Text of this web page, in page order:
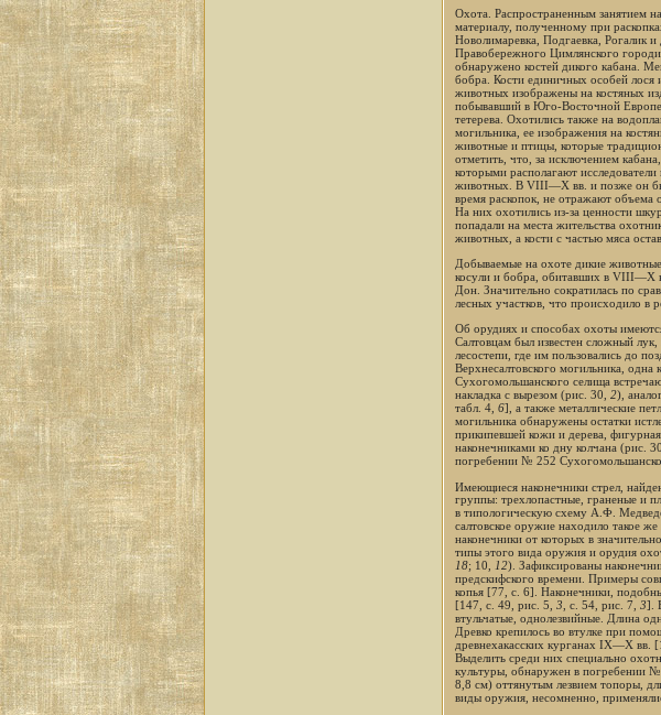
Охота. Распространенным занятием
материалу, полученному при
Новолимаревка, Подгаевка, Рогалик
Правобережного Цимлянского
обнаружено костей дикого кабана.
бобра. Кости единичных особей
животных изображены на костяных
побывавший в Юго-Восточной
тетерева. Охотились также на
могильника, ее изображения на
животные и птицы, которые
отметить, что, за исключением
которыми располагают
животных. В VIII—X вв. и позже он
время раскопок, не отражают объема
На них охотились из-за ценности
попадали на места жительства
животных, а кости с частью мяса
Добываемые на охоте дикие
косули и бобра, обитавших в VIII—X
Дон. Значительно сократилась по
лесных участков, что происходило в
Об орудиях и способах охоты
Салтовцам был известен сложный
лесостепи, где им пользовались до
Верхнесалтовского могильника,
Сухогомольшанского селища
накладка с вырезом (рис. 30, 2),
табл. 4, 6], а также металлические
могильника обнаружены остатки
прикипевшей кожи и дерева,
наконечниками ко дну колчана (рис.
погребении № 252
Имеющиеся наконечники стрел,
группы: трехлопастные, граненые и
в типологическую схему А.Ф.
салтовское оружие находило такое
наконечники от которых в
типы этого вида оружия и орудия
18; 10, 12). Зафиксированы
предскифского времени. Примеры
копья [77, с. 6]. Наконечники,
[147, с. 49, рис. 5, 3 , с. 54, рис. 7, 3].
втульчатые, однолезвийные. Длина
Древко крепилось во втулке при
древнехакасских курганах IX—X вв.
Выделить среди них специально
культуры, обнаружен в погребении
8,8 см) оттянутым лезвием топоры,
виды оружия, несомненно,